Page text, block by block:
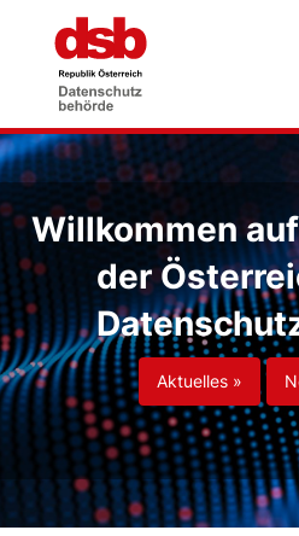
Willkommen
der
Aktuelles »